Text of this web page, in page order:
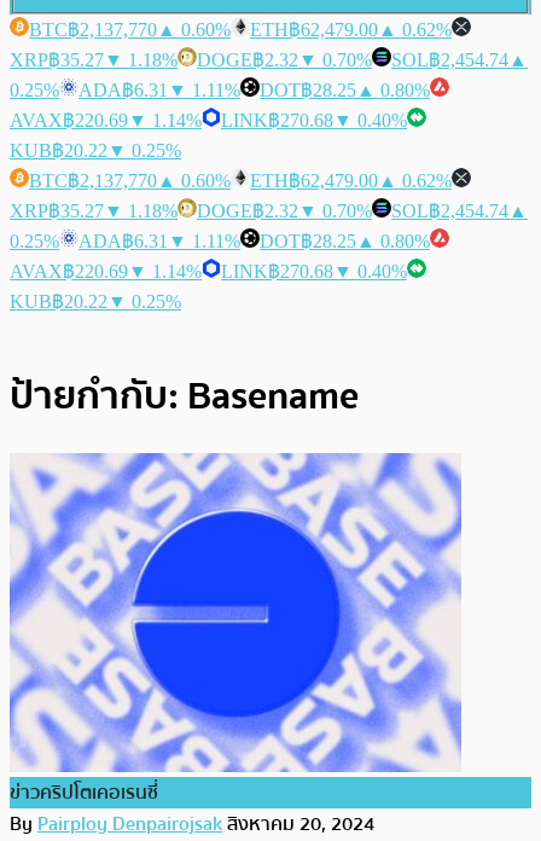
BTC฿2,137,770 ▲ 0.60% ETH฿62,479.00 ▲ 0.62%
XRP฿35.27▼ 1.18% DOGE฿2.32 ▼ 0.70% SOL฿2,454.74 ▲
0.25%
ADA฿6.31 ▼ 1.11% DOT฿28.25 ▲ 0.80%
AVAX฿220.69▼ 1.14% LINK฿270.68▼ 0.40%
KUB฿20.22 ▼ 0.25%
BTC฿2,137,770 ▲ 0.60% ETH฿62,479.00 ▲ 0.62%
XRP฿35.27▼ 1.18% DOGE฿2.32 ▼ 0.70% SOL฿2,454.74 ▲
0.25%
ADA฿6.31 ▼ 1.11% DOT฿28.25 ▲ 0.80%
AVAX฿220.69▼ 1.14% LINK฿270.68▼ 0.40%
KUB฿20.22 ▼ 0.25%
ป้ายกำกับ: Basename
ข่าวคริปโตเคอเรนซี่
ByPairploy Denpairojsakสิงหาคม 20, 2024